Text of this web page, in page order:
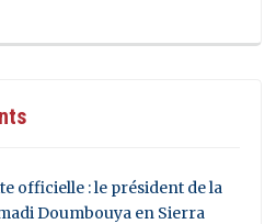
officielle : le président de la
Doumbouya en Sierra